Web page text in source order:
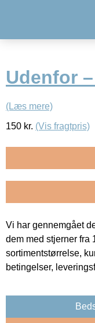
Udenfor
(Læs mere)
150 kr. (Vis fragtpris)
Vi har gennemgået
dem med stjerner fra
sortimentstørrelse,
betingelser,